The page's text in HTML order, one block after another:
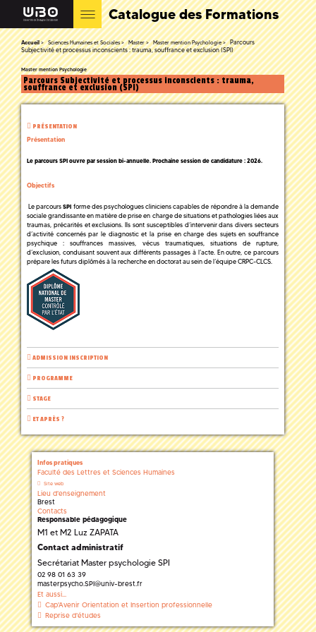
Catalogue des Formations
Accueil Sciences Humaines et Sociales Master Master mention Psychologie
Parcours
Subjectivité et processus inconscients : trauma, souffrance et exclusion (SPI)
Master mention Psychologie
Parcours Subjectivité et processus inconscients : trauma,
souffrance et exclusion (SPI)
PRÉSENTATION
Présentation
Le parcours SPI ouvre par session bi-annuelle. Prochaine session de candidature : 2026.
Objectifs
Le parcoursSPI forme des psychologues cliniciens capables de répondre à la demande
sociale grandissante en matière de prise en charge de situations et pathologies liées aux
traumas, précarités et exclusions. Ils sont susceptibles d’intervenir dans divers secteurs
d’activité concernés par le diagnostic et la prise en charge des sujets en souffrance
psychique : souffrances massives, vécus traumatiques, situations de rupture,
d’exclusion, conduisant souvent aux différents passages à l’acte. En outre, ce parcours
prépare les futurs diplômés à la recherche en doctorat au sein de l’équipe CRPC-CLCS.
ADMISSION INSCRIPTION
PROGRAMME
STAGE
ET APRÈS ?
Infos pratiques
Faculté des Lettres et Sciences Humaines
Site web
Lieu d'enseignement
Brest
Contacts
Responsable pédagogique
M1 et M2 Luz ZAPATA
Contact administratif
Secrétariat Master psychologie SPI
02 98 01 63 39
masterpsycho.SPI@univ-brest.fr
Et aussi...
Cap'Avenir Orientation et Insertion professionnelle
Reprise d'études